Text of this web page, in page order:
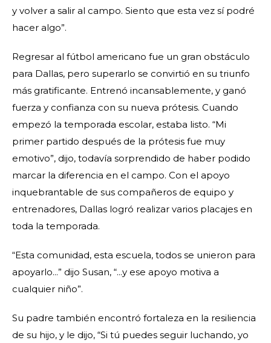
y volver a salir al campo. Siento que esta vez sí podré
hacer algo”.
Regresar al fútbol americano fue un gran obstáculo
para Dallas, pero superarlo se convirtió en su triunfo
más gratificante. Entrenó incansablemente, y ganó
fuerza y confianza con su nueva prótesis. Cuando
empezó la temporada escolar, estaba listo. “Mi
primer partido después de la prótesis fue muy
emotivo”, dijo, todavía sorprendido de haber podido
marcar la diferencia en el campo. Con el apoyo
inquebrantable de sus compañeros de equipo y
entrenadores, Dallas logró realizar varios placajes en
toda la temporada.
“Esta comunidad, esta escuela, todos se unieron para
apoyarlo...” dijo Susan, “...y ese apoyo motiva a
cualquier niño”.
Su padre también encontró fortaleza en la resiliencia
de su hijo, y le dijo, “Si tú puedes seguir luchando, yo